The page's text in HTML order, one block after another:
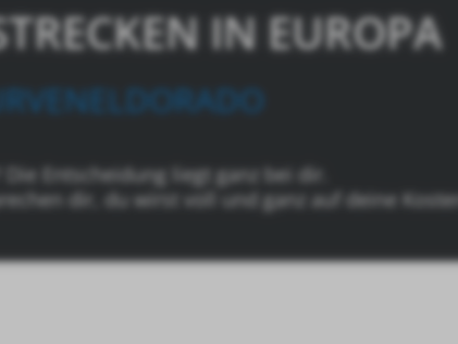
IN EUROPA
Entscheidung liegt ganz bei dir.
dir, du wirst voll und ganz auf deine